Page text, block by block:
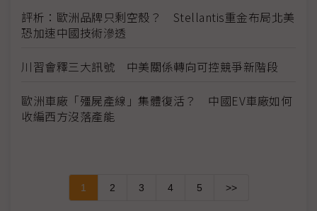
評析：歐洲品牌只剩空殼？ Stellantis重金布局北美
恐加速中國技術滲透
川習會釋三大訊號 中美關係轉向可控競爭新階段
歐洲車廠「殭屍產線」集體復活？ 中國EV車廠如何
收編西方沒落產能
1 2 3 4 5 >>